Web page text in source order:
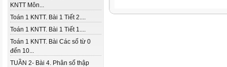
KNTT Môn...
Toán 1 KNTT. Bài 1 Tiết 2....
Toán 1 KNTT. Bài 1 Tiết 1....
Toán 1 KNTT. Bài Các số từ 0
đến 10...
TUẦN 2- Bài 4. Phân số thập